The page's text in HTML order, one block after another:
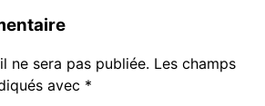
ne sera pas publiée. Les champs
avec *